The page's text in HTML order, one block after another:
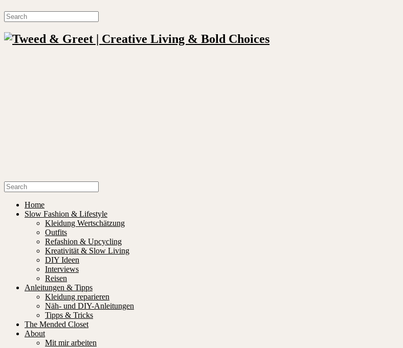
Home
Slow Fashion & Lifestyle
Kleidung Wertschätzung
Outfits
Refashion & Upcycling
Kreativität & Slow Living
DIY Ideen
Interviews
Reisen
Anleitungen & Tipps
Kleidung reparieren
Näh- und DIY-Anleitungen
Tipps & Tricks
The Mended Closet
About
Mit mir arbeiten